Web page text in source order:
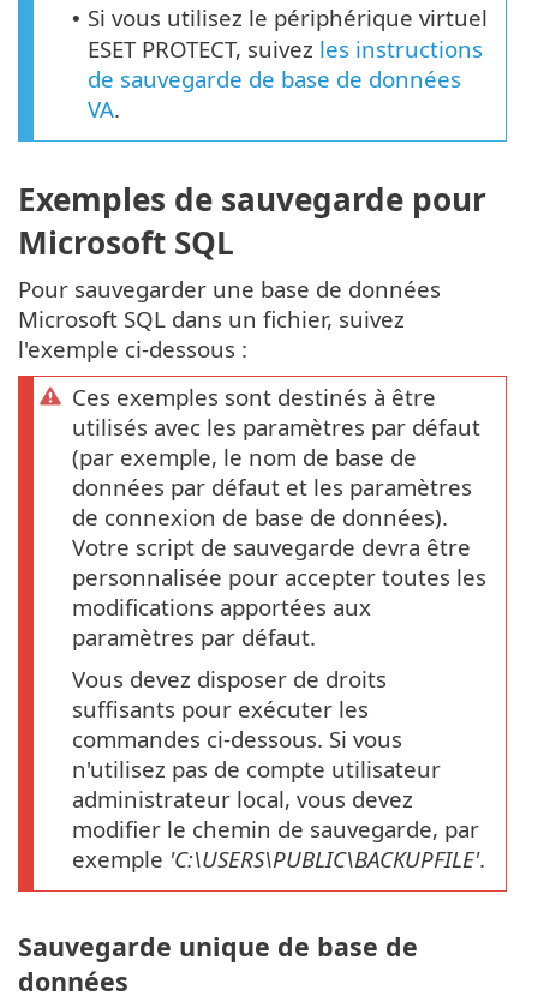
• Si vous utilisez le périphérique virtuel
ESET PROTECT, suivez les instructions
de sauvegarde de base de données
VA.
Exemples de sauvegarde pour
Microsoft SQL
Pour sauvegarder une base de données
Microsoft SQL dans un fichier, suivez
l'exemple ci-dessous :
Ces exemples sont destinés à être
utilisés avec les paramètres par défaut
(par exemple, le nom de base de
données par défaut et les paramètres
de connexion de base de données).
Votre script de sauvegarde devra être
personnalisée pour accepter toutes les
modifications apportées aux
paramètres par défaut.
Vous devez disposer de droits
suffisants pour exécuter les
commandes ci-dessous. Si vous
n'utilisez pas de compte utilisateur
administrateur local, vous devez
modifier le chemin de sauvegarde, par
exemple 'C:\USERS\PUBLIC\BACKUPFILE'.
Sauvegarde unique de base de
données